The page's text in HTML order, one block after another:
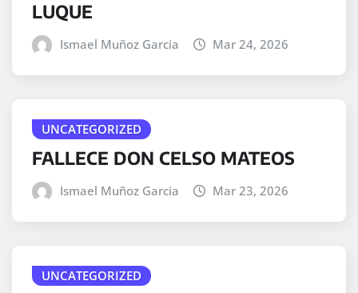
LUQUE
Ismael Muñoz Garcia Mar 24, 2026
UNCATEGORIZED
FALLECE DON CELSO MATEOS
Ismael Muñoz Garcia Mar 23, 2026
UNCATEGORIZED